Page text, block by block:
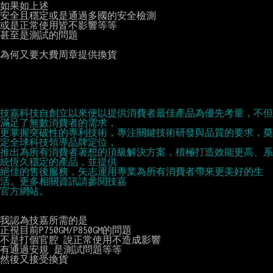
如果如上述
安全且穩定或是通過多國的安全檢測
或是正常使用皆不影響等等
甚至是測試的問題
為何又要大費周章提供換貨
技嘉科技自創立以來便以提供消費者最佳產品為優先考量，不但
滿足了無數消費者的需求，
更掌握突破性的專利技術，專注關鍵技術研發與品質的要求，奠
定全球科技領導品牌定位，
推出為所有消費者著想的頂級解決方案，積極打造效能更高、系
統恆久穩定的產品，並提供
絕佳的售後服務，矢志運用專業為所有消費者帶來更美好的生
活。更多相關資訊請參閱技嘉
官方網站。
我認為技嘉所需的是
正視目前P750GM/P850GM的問題
不是打個官腔 說正常使用不造成影響
有通過安規 是測試問題等等
然後又接受換貨